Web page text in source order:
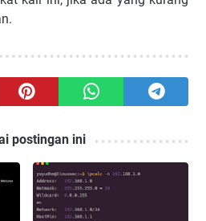
postingan ini